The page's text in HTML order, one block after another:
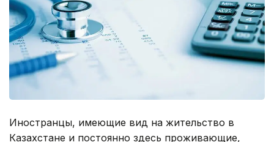
Иностранцы, имеющие вид на жительство в
Казахстане и постоянно здесь проживающие,